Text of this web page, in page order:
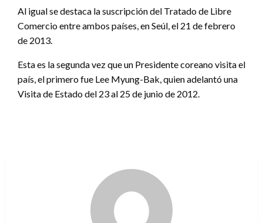
Al igual se destaca la suscripción del Tratado de Libre
Comercio entre ambos países, en Seúl, el 21 de febrero
de 2013.
Esta es la segunda vez que un Presidente coreano visita el
país, el primero fue Lee Myung-Bak, quien adelantó una
Visita de Estado del 23 al 25 de junio de 2012.